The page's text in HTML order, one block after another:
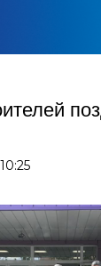
10:25